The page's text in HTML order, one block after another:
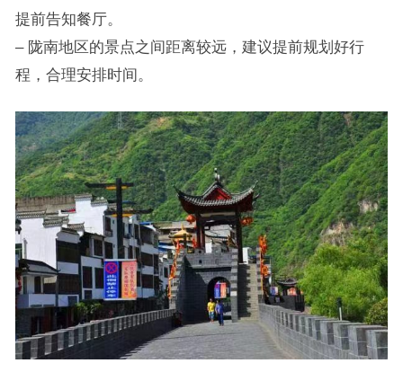
提前告知餐厅。
– 陇南地区的景点之间距离较远，建议提前规划好行
程，合理安排时间。